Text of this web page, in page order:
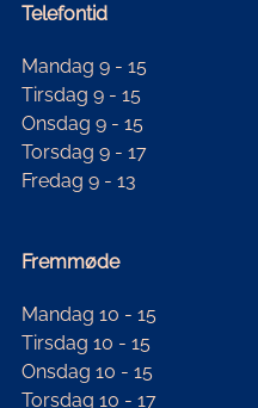
Telefontid
Mandag 9 - 15
Tirsdag 9 - 15
Onsdag 9 - 15
Torsdag 9 - 17
Fredag 9 - 13
Fremmøde
Mandag 10 - 15
Tirsdag 10 - 15
Onsdag 10 - 15
Torsdag 10 - 17